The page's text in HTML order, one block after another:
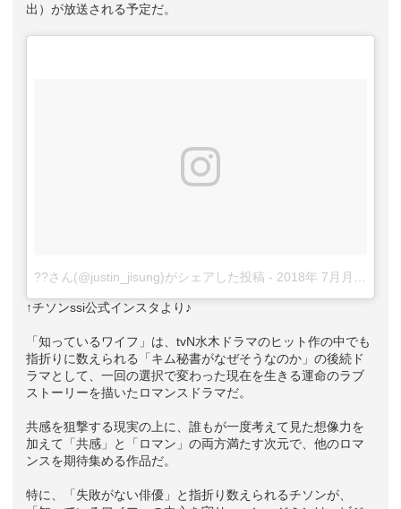
出）が放送される予定だ。
??さん(@justin_jisung)がシェアした投稿 - 2018年 7月月28日午前4時48分PDT
↑チソンssi公式インスタより♪
「知っているワイフ」は、tvN水木ドラマのヒット作の中でも
指折りに数えられる「キム秘書がなぜそうなのか」の後続ド
ラマとして、一回の選択で変わった現在を生きる運命のラブ
ストーリーを描いたロマンスドラマだ。
共感を狙撃する現実の上に、誰もが一度考えて見た想像力を
加えて「共感」と「ロマン」の両方満たす次元で、他のロマ
ンスを期待集める作品だ。
特に、「失敗がない俳優」と指折り数えられるチソンが、